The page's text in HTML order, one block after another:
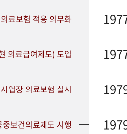
료보험 적용 의무화
의료급여제도) 도입
업장 의료보험 실시
보건의료제도 시행